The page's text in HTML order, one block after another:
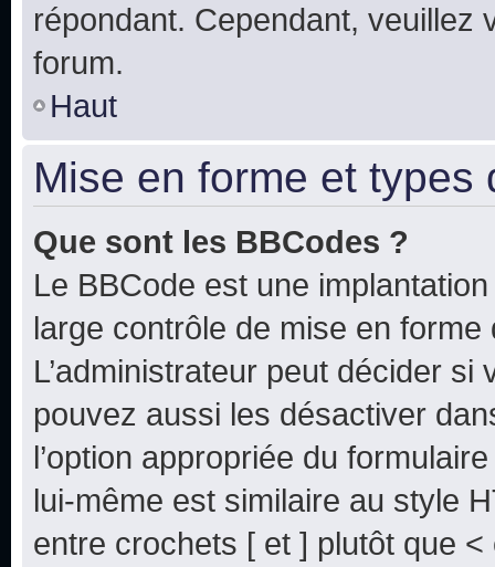
répondant. Cependant,
forum.
Haut
Mise en forme et types
Que sont les BBCodes ?
Le BBCode est une
large contrôle de mise en forme
L’administrateur peut décider
pouvez aussi les désactiver
l’option appropriée du
lui-même est similaire au style
entre crochets [ et ] plutôt que